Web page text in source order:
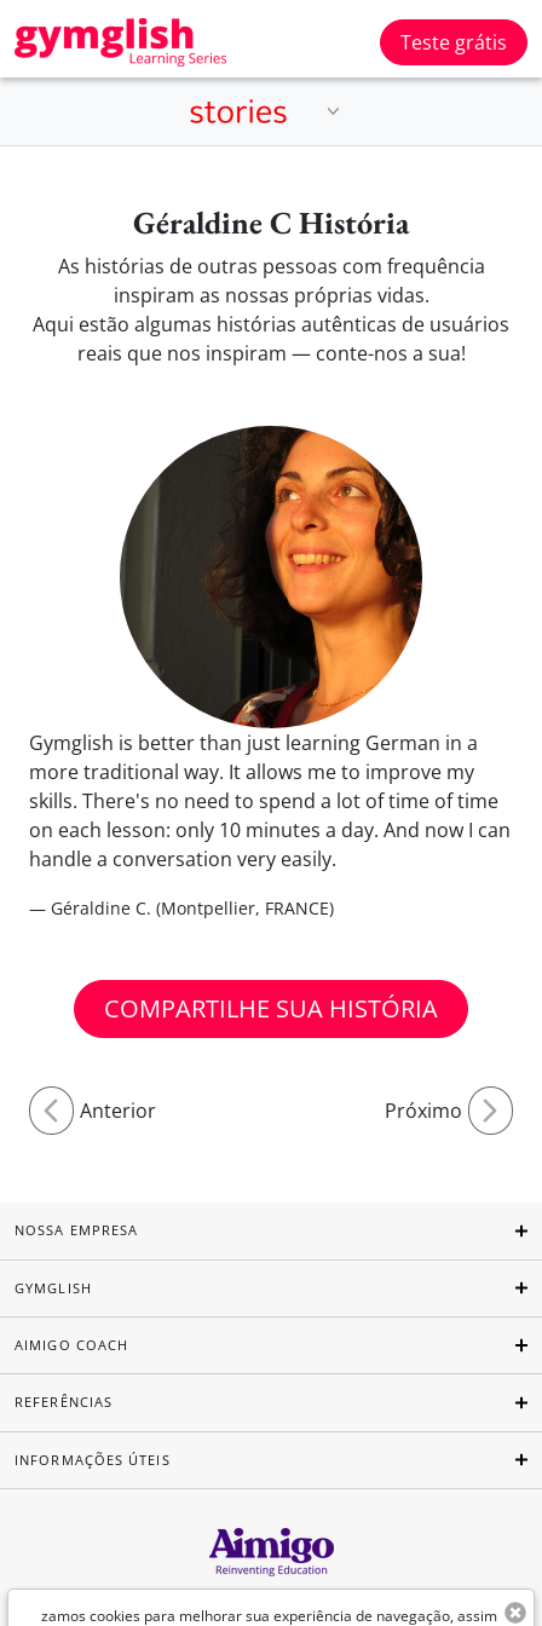
Teste grátis
Géraldine C História
As histórias de outras pessoas com frequência
inspiram as nossas próprias vidas.
Aqui estão algumas histórias autênticas de usuários
reais que nos inspiram — conte-nos a sua!
Gymglish is better than just learning German in a
more traditional way. It allows me to improve my
skills. There's no need to spend a lot of time of time
on each lesson: only 10 minutes a day. And now I can
handle a conversation very easily.
— Géraldine C. (Montpellier, FRANCE)
COMPARTILHE SUA HISTÓRIA
Anterior Próximo
zamos cookies para melhorar sua experiência de navegação, assim
NOSSA EMPRESA
GYMGLISH
AIMIGO COACH
REFERÊNCIAS
INFORMAÇÕES ÚTEIS
Português